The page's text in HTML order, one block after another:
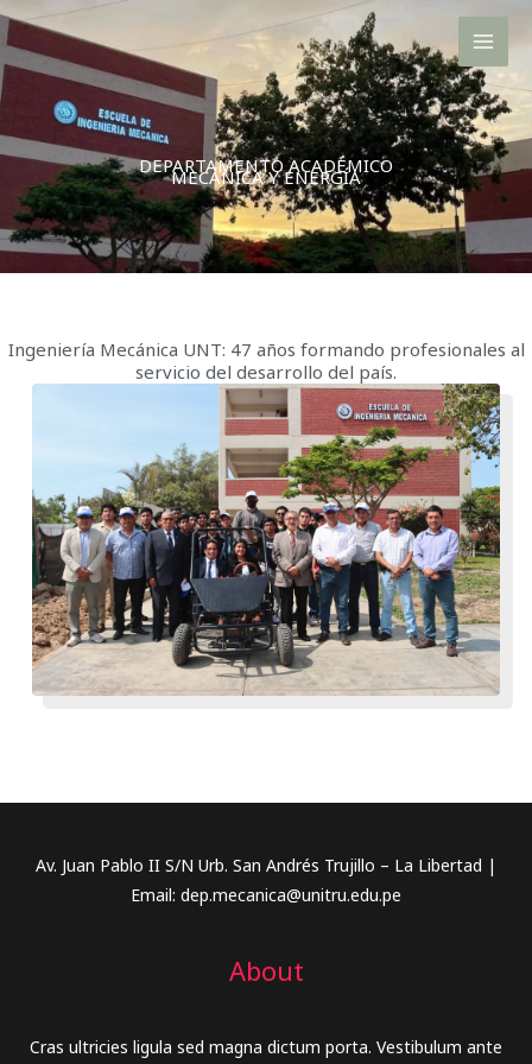
Ir
al
contenido
DEPARTAMENTO ACADÉMICO
MECÁNICA Y ENERGÍA
Ingeniería Mecánica UNT: 47 años formando profesionales al
servicio del desarrollo del país.
Av. Juan Pablo II S/N Urb. San Andrés Trujillo – La Libertad |
Email: dep.mecanica@unitru.edu.pe
About
Cras ultricies ligula sed magna dictum porta. Vestibulum ante